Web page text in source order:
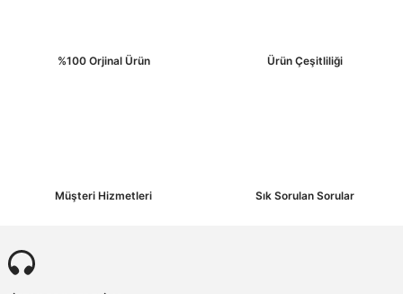
%100 Orjinal Ürün Ürün Çeşitliliği
Müşteri Hizmetleri Sık Sorulan Sorular